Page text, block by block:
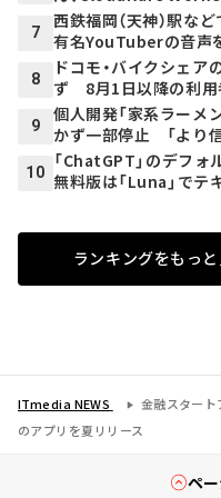
7
西鉄福岡（天神）駅な
有名YouTuberの音声
8
ドコモ・バイクシェア
ず 8月1日以降の利用
9
個人開発「家系ラー
かず一部停止 「より
10
「ChatGPT」のデフォ
無料版は「Luna」で
ランキングをもっ
ITmedia NEWS
金融スター
のアプリを夏リリース
ペ